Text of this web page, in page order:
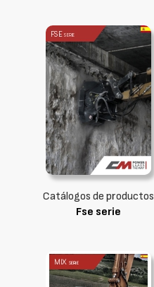
Catálogos de productos
Fse serie